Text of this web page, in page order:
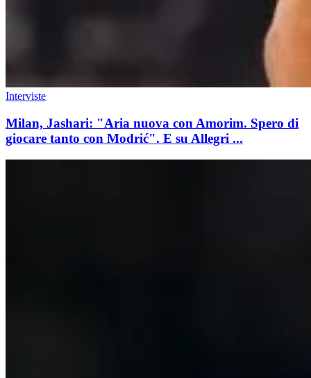
Interviste
Milan, Jashari: "Aria nuova con Amorim. Spero di
giocare tanto con Modrić". E su Allegri ...